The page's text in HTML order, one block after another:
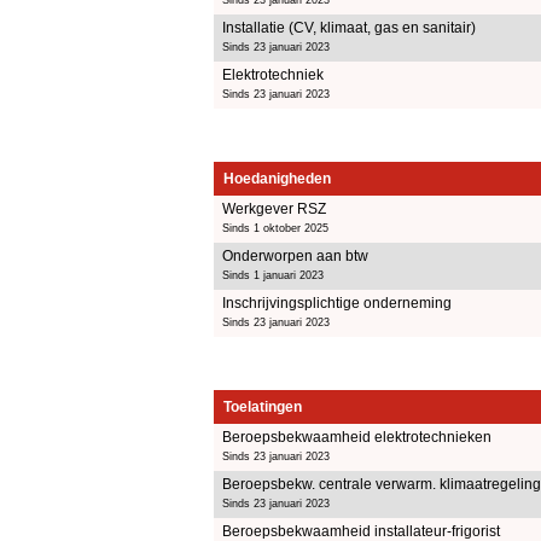
Installatie (CV, klimaat, gas en sanitair)
Sinds 23 januari 2023
Elektrotechniek
Sinds 23 januari 2023
Hoedanigheden
Werkgever RSZ
Sinds 1 oktober 2025
Onderworpen aan btw
Sinds 1 januari 2023
Inschrijvingsplichtige onderneming
Sinds 23 januari 2023
Toelatingen
Beroepsbekwaamheid elektrotechnieken
Sinds 23 januari 2023
Beroepsbekw. centrale verwarm.
Sinds 23 januari 2023
Beroepsbekwaamheid installateur-frigorist